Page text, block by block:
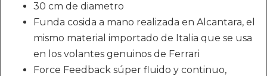
30 cm de diametro
Funda cosida a mano realizada en Alcantara, el
mismo material importado de Italia que se usa
en los volantes genuinos de Ferrari
Force Feedback súper fluido y continuo,